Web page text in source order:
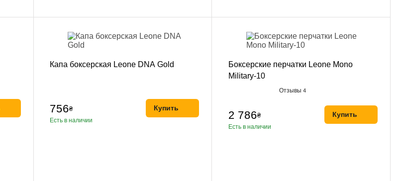
Капа боксерская Leone DNA Gold
756₴
Есть в наличии
Купить
Боксерские перчатки Leone Mono
Military-10
Отзывы 4
2 786₴
Есть в наличии
Купить